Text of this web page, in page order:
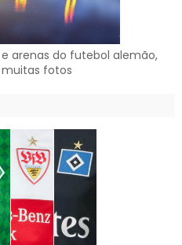
arenas do futebol alemão,
fotos